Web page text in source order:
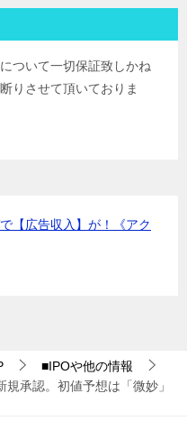
ついて一切保証致しかね
りさせて頂いておりま
【広告収入】が！《アク
■IPOや他の情報
承認。初値予想は「微妙」